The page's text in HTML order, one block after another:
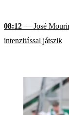
08:12 — José
intenzitással játszik